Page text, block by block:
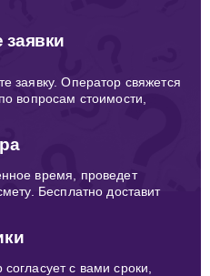
заявку. Оператор свяжется
вопросам стоимости,
время, проведет
Бесплатно доставит
с вами сроки,